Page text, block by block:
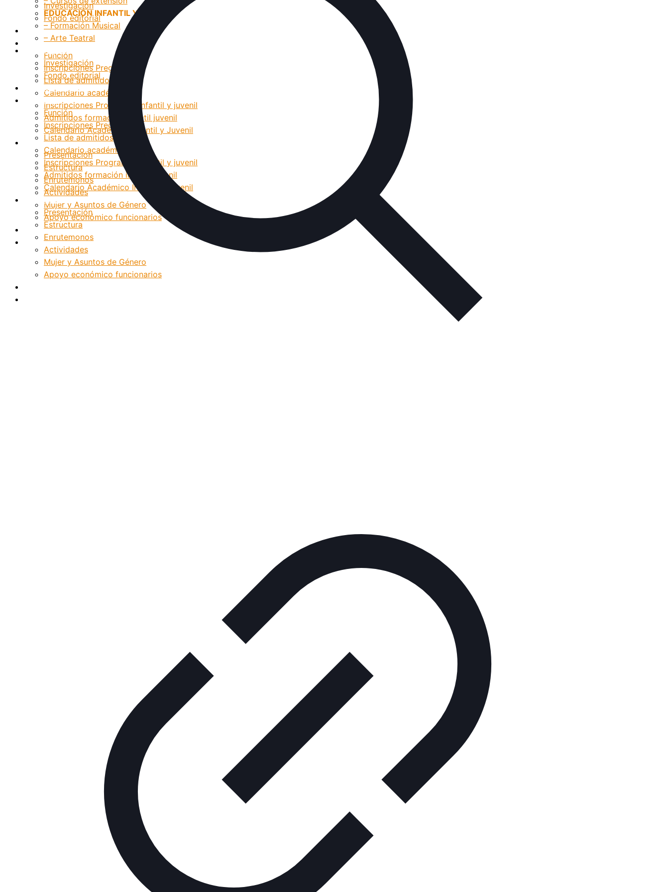
Investigación
Fondo editorial
Grupos Artísticos
Registro
Función
Inscripciones Pregrado
Lista de admitidos
Calendario académico
Inscripciones Programas infantil y juvenil
Admitidos formación infantil juvenil
Calendario Académico Infantil y Juvenil
Bienestar
Presentación
Estructura
Enrutemonos
Actividades
Mujer y Asuntos de Género
Apoyo económico funcionarios
Internacionalización
Patrimonio
EDUCACIÓN INFANTIL Y JUVENIL
– Formación Musical
– Arte Teatral
Investigación
Investigación
Fondo editorial
Grupos Artísticos
Registro
Función
Inscripciones Pregrado
Lista de admitidos
Calendario académico
Inscripciones Programas infantil y juvenil
Admitidos formación infantil juvenil
Calendario Académico Infantil y Juvenil
Bienestar
Presentación
Estructura
Enrutemonos
Actividades
Mujer y Asuntos de Género
Apoyo económico funcionarios